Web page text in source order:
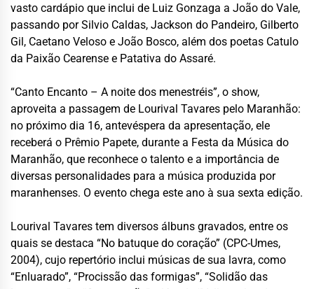
vasto cardápio que inclui de Luiz Gonzaga a João do Vale,
passando por Silvio Caldas, Jackson do Pandeiro, Gilberto
Gil, Caetano Veloso e João Bosco, além dos poetas Catulo
da Paixão Cearense e Patativa do Assaré.
“Canto Encanto – A noite dos menestréis”, o show,
aproveita a passagem de Lourival Tavares pelo Maranhão:
no próximo dia 16, antevéspera da apresentação, ele
receberá o Prêmio Papete, durante a Festa da Música do
Maranhão, que reconhece o talento e a importância de
diversas personalidades para a música produzida por
maranhenses. O evento chega este ano à sua sexta edição.
Lourival Tavares tem diversos álbuns gravados, entre os
quais se destaca “No batuque do coração” (CPC-Umes,
2004), cujo repertório inclui músicas de sua lavra, como
“Enluarado”, “Procissão das formigas”, “Solidão das